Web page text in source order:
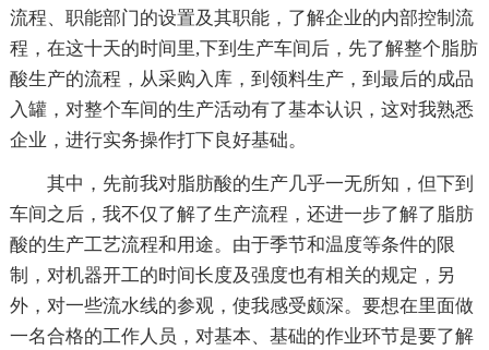
流程、职能部门的设置及其职能，了解企业的内部控制流
程，在这十天的时间里,下到生产车间后，先了解整个脂肪
酸生产的流程，从采购入库，到领料生产，到最后的成品
入罐，对整个车间的生产活动有了基本认识，这对我熟悉
企业，进行实务操作打下良好基础。
其中，先前我对脂肪酸的生产几乎一无所知，但下到
车间之后，我不仅了解了生产流程，还进一步了解了脂肪
酸的生产工艺流程和用途。由于季节和温度等条件的限
制，对机器开工的时间长度及强度也有相关的规定，另
外，对一些流水线的参观，使我感受颇深。要想在里面做
一名合格的工作人员，对基本、基础的作业环节是要了解